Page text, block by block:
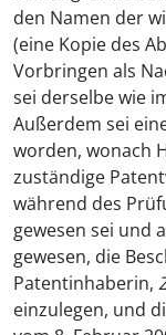
den Namen der
(eine Kopie des
Vorbringen als
sei derselbe wie
Außerdem sei
worden, wonach
zuständige
während des
gewesen sei und
gewesen, die
Patentinhaberin,
einzulegen, und